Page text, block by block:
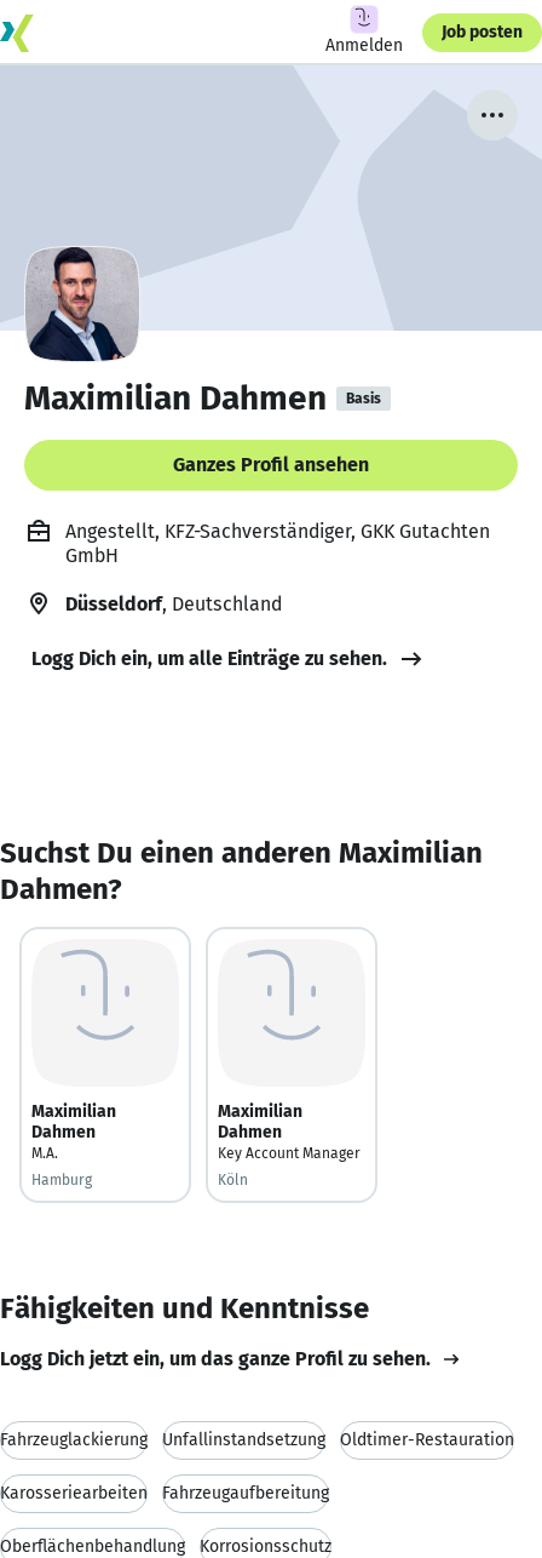
Anmelden
Job posten
Maximilian Dahmen Basis
Ganzes Profil ansehen
Angestellt, KFZ-Sachverständiger, GKK Gutachten
GmbH
Düsseldorf, Deutschland
Logg Dich ein, um alle Einträge zu sehen.
Suchst Du einen anderen Maximilian
Dahmen?
Maximilian
Dahmen
M.A.
Hamburg
Maximilian
Dahmen
Key Account Manager
Köln
Fähigkeiten und Kenntnisse
Logg Dich jetzt ein, um das ganze Profil zu sehen.
Fahrzeuglackierung Unfallinstandsetzung Oldtimer-Restauration
Karosseriearbeiten Fahrzeugaufbereitung
Oberflächenbehandlung Korrosionsschutz